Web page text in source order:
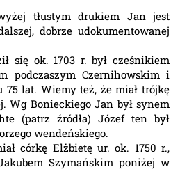
tłustym drukiem Jan jest
dobrze udokumentowanej
się ok. 1703 r. był cześnikiem
podczaszym Czernihowskim i
75 lat. Wiemy też, że miał trójkę
Wg Bonieckiego Jan był synem
(patrz źródła) Józef ten był
wendeńskiego.
córkę Elżbietę ur. ok. 1750 r.,
Szymańskim poniżej w